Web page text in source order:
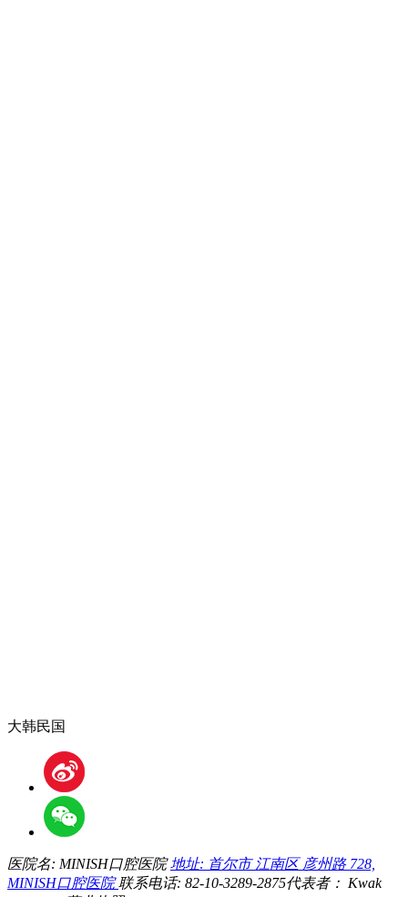
大韩民国
医院名: MINISH口腔医院 地址: 首尔市 江南区 彦州路 728,
MINISH口腔医院联系电话: 82-10-3289-2875代表者： Kwak